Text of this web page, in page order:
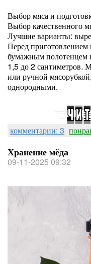
Выбор мяса и
Выбор качественного
Лучшие варианты:
Перед приготовлением
бумажным полотенцем
1,5 до 2 сантиметров.
или ручной
однородными.
комментарии: 3
Хранение мёда
09-11-2025 09:32